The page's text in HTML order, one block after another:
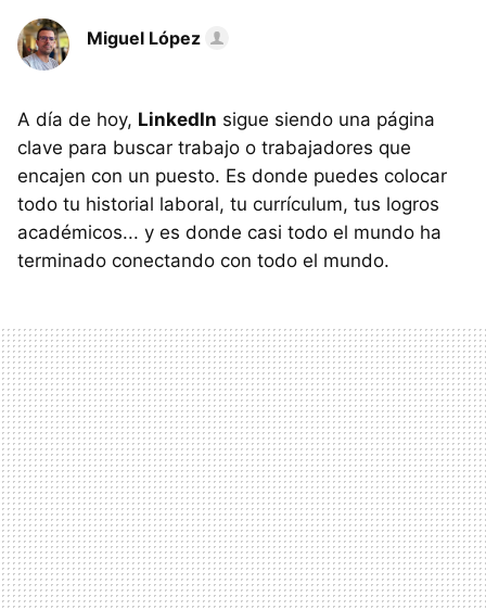
Miguel López
A día de hoy, LinkedIn sigue siendo una página
clave para buscar trabajo o trabajadores que
encajen con un puesto. Es donde puedes colocar
todo tu historial laboral, tu currículum, tus logros
académicos... y es donde casi todo el mundo ha
terminado conectando con todo el mundo.